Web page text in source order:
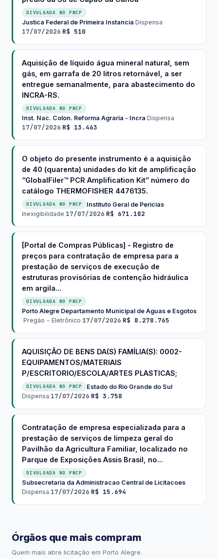
DIVULGADA NO PNCP
Justica Federal de Primeira Instancia·Dispensa·
17/07/2026·R$ 510
Aquisição de líquido água mineral natural, sem
gás, em garrafa de 20 litros retornável, a ser
entregue semanalmente, para abastecimento do
INCRA-RS.
DIVULGADA NO PNCP
Inst. Nac. Colon. Reforma Agraria - Incra·Dispensa·
17/07/2026·R$ 13.463
O objeto do presente instrumento é a aquisição
de 40 (quarenta) unidades do kit de amplificação
“GlobalFiler™ PCR Amplification Kit” número do
catálogo THERMOFISHER 4476135.
DIVULGADA NO PNCP Instituto Geral de Pericias·
Inexigibilidade·17/07/2026·R$ 671.182
[Portal de Compras Públicas] - Registro de
preços para contratação de empresa para a
prestação de serviços de execução de
estruturas provisórias de contenção hidráulica
em argila...
DIVULGADA NO PNCP
Porto Alegre Departamento Municipal de Aguas e Esgotos
·Pregão - Eletrônico·17/07/2026·R$ 8.278.765
AQUISIÇÃO DE BENS DA(S) FAMÍLIA(S): 0002-
EQUIPAMENTOS/MATERIAIS
P/ESCRITORIO/ESCOLA/ARTES PLASTICAS;
DIVULGADA NO PNCP Estado do Rio Grande do Sul·
Dispensa·17/07/2026·R$ 3.758
Contratação de empresa especializada para a
prestação de serviços de limpeza geral do
Pavilhão da Agricultura Familiar, localizado no
Parque de Exposições Assis Brasil, no...
DIVULGADA NO PNCP
Subsecretaria da Administracao Central de Licitacoes·
Dispensa·17/07/2026·R$ 15.694
Órgãos que mais compram
Quem mais abre licitação em Porto Alegre.